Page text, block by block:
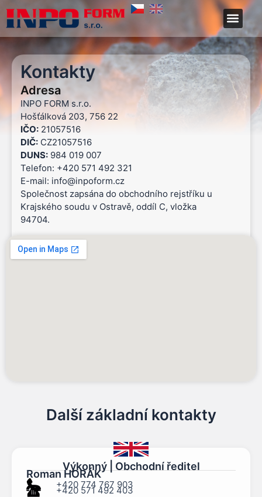
Přeskočit
na
obsah
Kontakty
Adresa
INPO FORM s.r.o.
Hošťálková 203, 756 22
IČO: 21057516
DIČ: CZ21057516
DUNS: 984 019 007
Telefon: +420 571 492 321
E-mail: info@inpoform.cz
Společnost zapsána do obchodního rejstříku u
Krajského soudu v Ostravě, oddíl C, vložka
94704.
Další základní kontakty
Výkonný | Obchodní ředitel
Roman HORÁK
+420 774 767 903
+420 571 492 403